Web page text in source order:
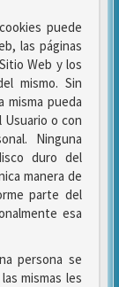
puede
las páginas
Web y los
mismo. Sin
misma pueda
o con
Ninguna
duro del
manera de
parte del
esa
persona se
mismas les